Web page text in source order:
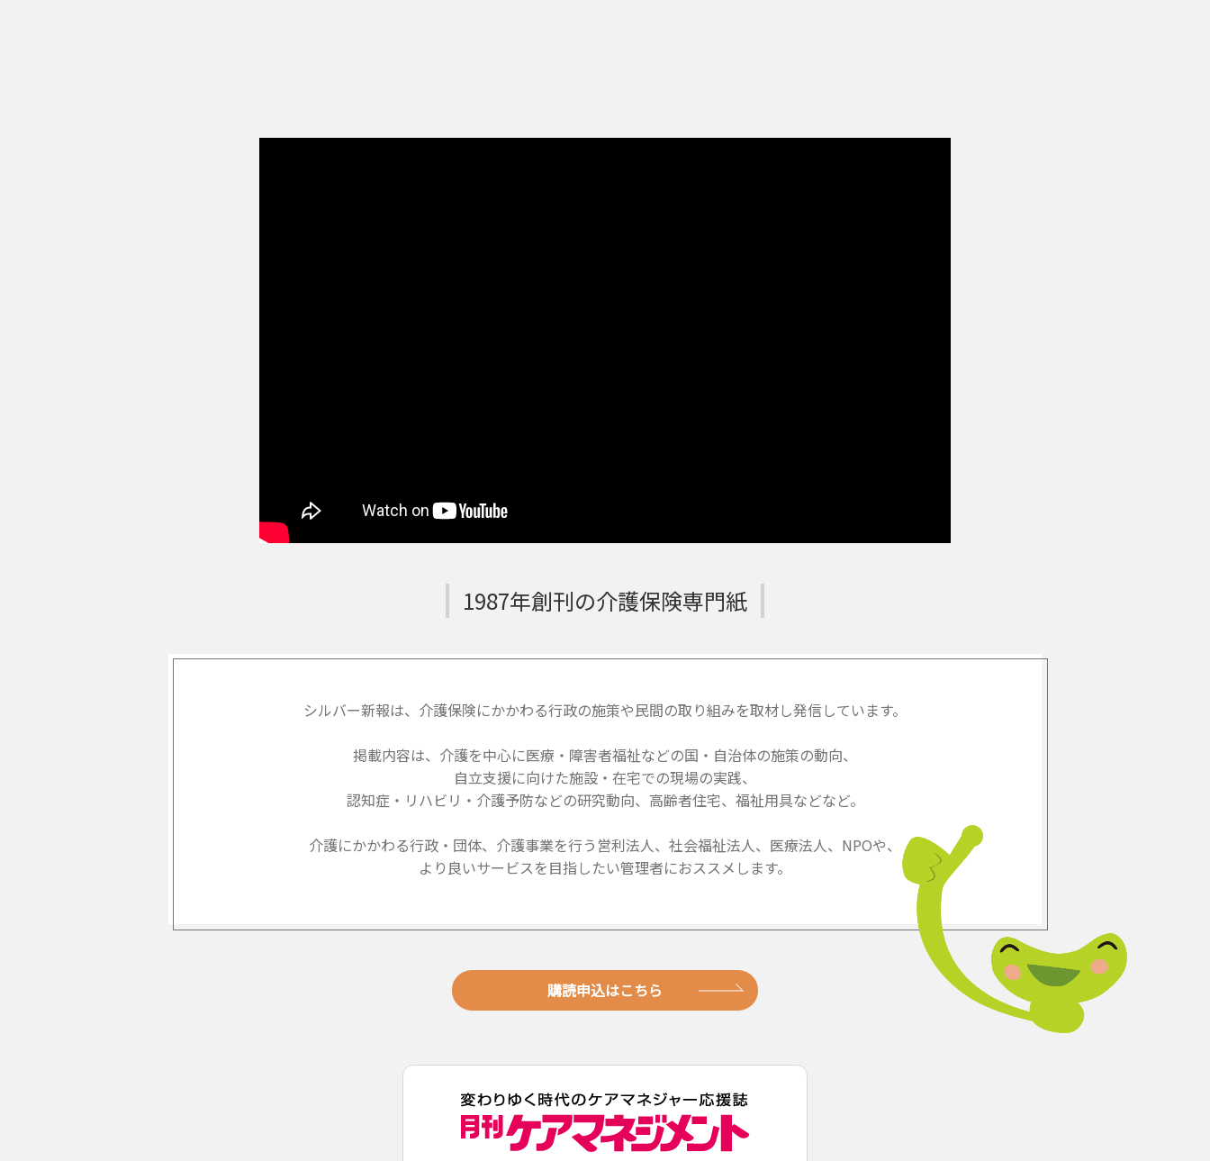
1987年創刊の介護保険専門紙
シルバー新報は、介護保険にかかわる行政の施策や民間の取り組みを取材し発信しています。
掲載内容は、介護を中心に医療・障害者福祉などの国・自治体の施策の動向、
自立支援に向けた施設・在宅での現場の実践、
認知症・リハビリ・介護予防などの研究動向、高齢者住宅、福祉用具などなど。
介護にかかわる行政・団体、介護事業を行う営利法人、社会福祉法人、医療法人、NPOや、
より良いサービスを目指したい管理者におススメします。
購読申込はこちら